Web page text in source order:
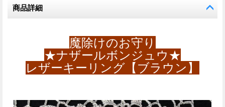
商品詳細
魔除けのお守り
★ナザールボンジュウ★
レザーキーリング【ブラウン】